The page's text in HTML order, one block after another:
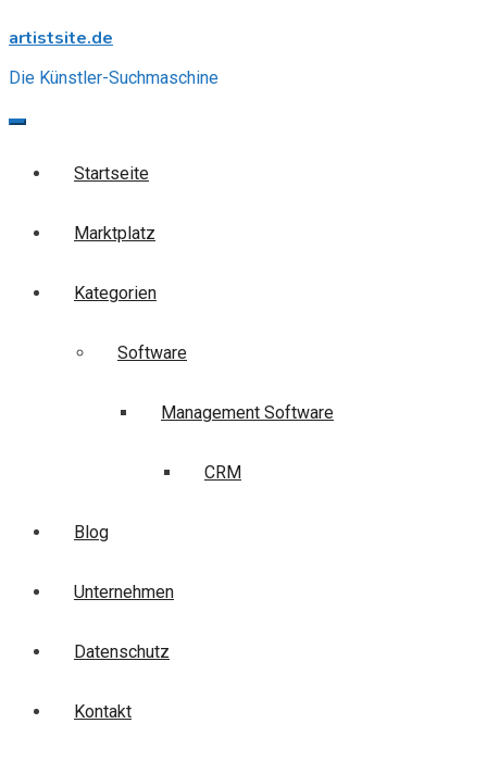
to
artistsite.de
Die Künstler-Suchmaschine
Startseite
Marktplatz
Kategorien
Software
Management Software
CRM
Blog
Unternehmen
Datenschutz
Kontakt